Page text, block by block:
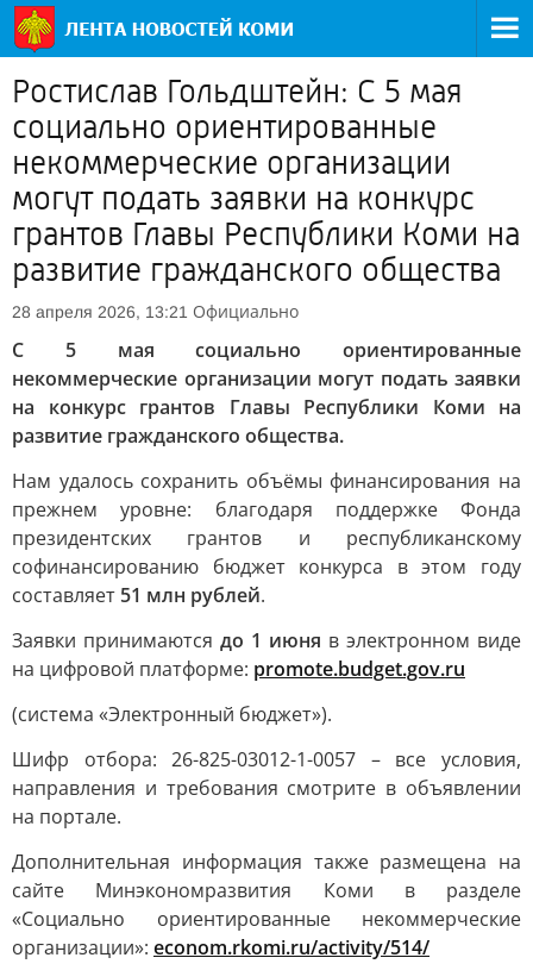
Ростислав Гольдштейн: С 5 мая
социально ориентированные
некоммерческие организации
могут подать заявки на конкурс
грантов Главы Республики Коми на
развитие гражданского общества
28 апреля 2026, 13:21 Официально
С 5 мая социально ориентированные
некоммерческие организации могут подать заявки
на конкурс грантов Главы Республики Коми на
развитие гражданского общества.
Нам удалось сохранить объёмы финансирования на
прежнем уровне: благодаря поддержке Фонда
президентских грантов и республиканскому
софинансированию бюджет конкурса в этом году
составляет 51 млн рублей.
Заявки принимаются до 1 июня в электронном виде
на цифровой платформе: promote.budget.gov.ru
(система «Электронный бюджет»).
Шифр отбора: 26-825-03012-1-0057 – все условия,
направления и требования смотрите в объявлении
на портале.
Дополнительная информация также размещена на
сайте Минэкономразвития Коми в разделе
«Социально ориентированные некоммерческие
организации»: econom.rkomi.ru/activity/514/